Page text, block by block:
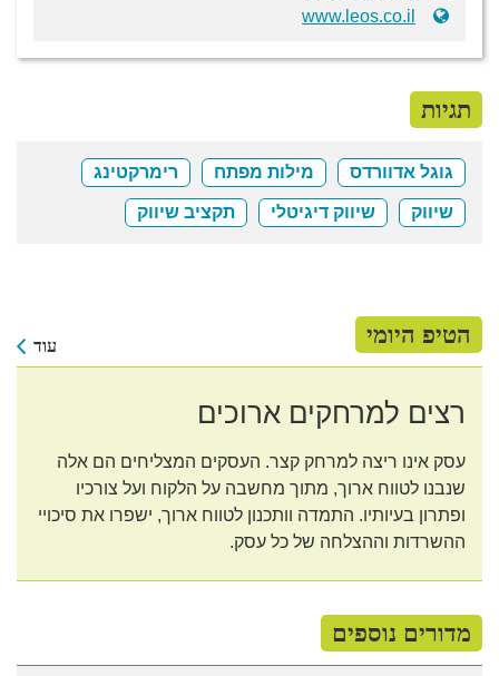
www.leos.co.il
תגיות
גוגל אדוורדס מילות מפתח רימרקטינג
שיווק שיווק דיגיטלי תקציב שיווק
הטיפ היומי עוד
רצים למרחקים ארוכים
עסק אינו ריצה למרחק קצר. העסקים המצליחים הם אלה
שנבנו לטווח ארוך, מתוך מחשבה על הלקוח ועל צורכיו
ופתרון בעיותיו. התמדה וותכנון לטווח ארוך, ישפרו את סיכויי
ההשרדות וההצלחה של כל עסק.
מדורים נוספים